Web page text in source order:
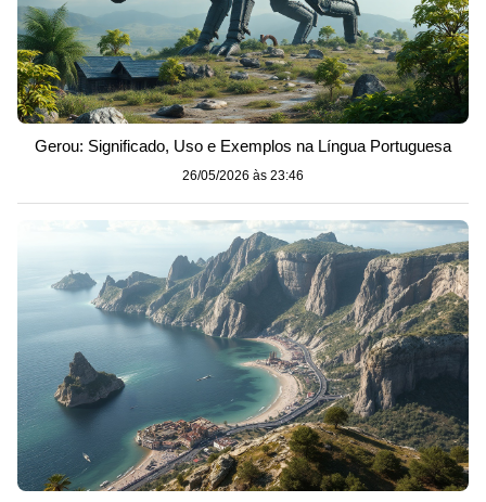
Gerou: Significado, Uso e Exemplos na Língua Portuguesa
26/05/2026 às 23:46